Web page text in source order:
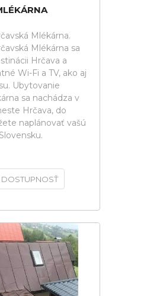
Mlékárna.
Mlékárna sa
Hrčava a
Wi-Fi a TV, ako aj
Ubytovanie
sa nachádza v
Hrčava, do
naplánovať vašú
DOSTUPNOSŤ